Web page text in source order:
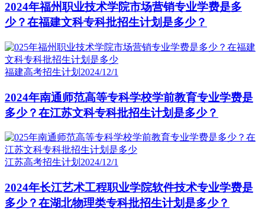
2024年福州职业技术学院市场营销专业学费是多
少？在福建文科专科批招生计划是多少？
福建高考招生计划 2024/12/1
2024年南通师范高等专科学校学前教育专业学费是
多少？在江苏文科专科批招生计划是多少？
江苏高考招生计划 2024/12/1
2024年长江艺术工程职业学院软件技术专业学费是
多少？在湖北物理类专科批招生计划是多少？